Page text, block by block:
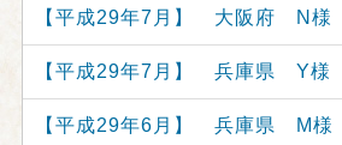
【平成29年7月】 大阪府 N様
【平成29年7月】 兵庫県 Y様
【平成29年6月】 兵庫県 M様